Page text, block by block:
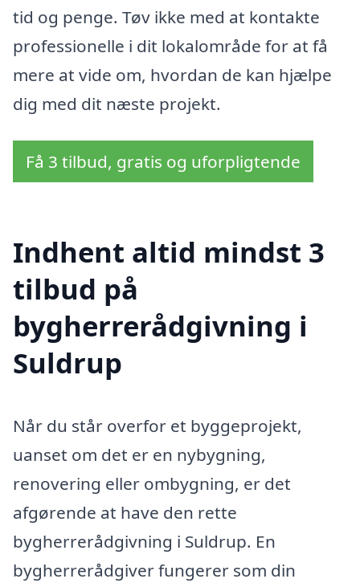
tid og penge. Tøv ikke med at kontakte
professionelle i dit lokalområde for at få
mere at vide om, hvordan de kan hjælpe
dig med dit næste projekt.
Få 3 tilbud, gratis og uforpligtende
Indhent altid mindst 3
tilbud på
bygherrerådgivning i
Suldrup
Når du står overfor et byggeprojekt,
uanset om det er en nybygning,
renovering eller ombygning, er det
afgørende at have den rette
bygherrerådgivning i Suldrup. En
bygherrerådgiver fungerer som din